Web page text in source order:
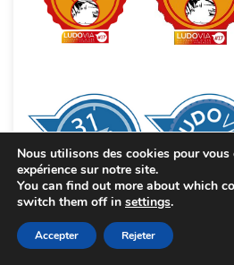
Nous utilisons des cookies pour
expérience sur notre site.
You can find out more about which
switch them off in settings.
Accepter Rejeter